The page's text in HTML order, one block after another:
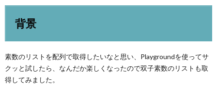
背景
素数のリストを配列で取得したいなと思い、Playgroundを使ってサ
クッと試したら、なんだか楽しくなったので双子素数のリストも取
得してみました。